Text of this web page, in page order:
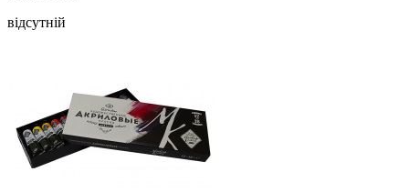
відсутній